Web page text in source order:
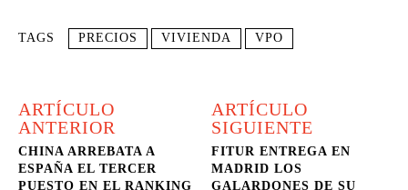
TAGS PRECIOS VIVIENDA VPO
ARTÍCULO
ANTERIOR
CHINA ARREBATA A
ESPAÑA EL TERCER
PUESTO EN EL RANKING
ARTÍCULO
SIGUIENTE
FITUR ENTREGA EN
MADRID LOS
GALARDONES DE SU